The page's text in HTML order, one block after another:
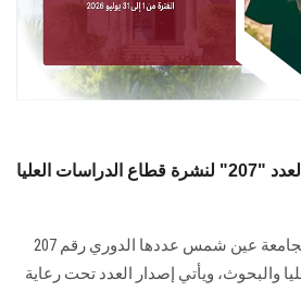
هيئة التدريس
الدراسات العليا
الزائـرون
البوابة الإلكترونية تصدر العدد "207" لنشرة قطاع الدراسات العليا
تصدر البـوابة الإلكتـرونية لجامعة عين شمس عددها الدوري رقم 207
لنشرة قطاع الدراسات ‏العليا والبحوث‎، ويأتي إصدار العدد تحت رعاية